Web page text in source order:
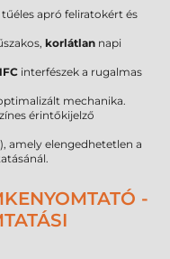
apró feliratokért és
korlátlan napi
interfészek a rugalmas
mechanika.
érintőkijelző
amely elengedhetetlen a
-